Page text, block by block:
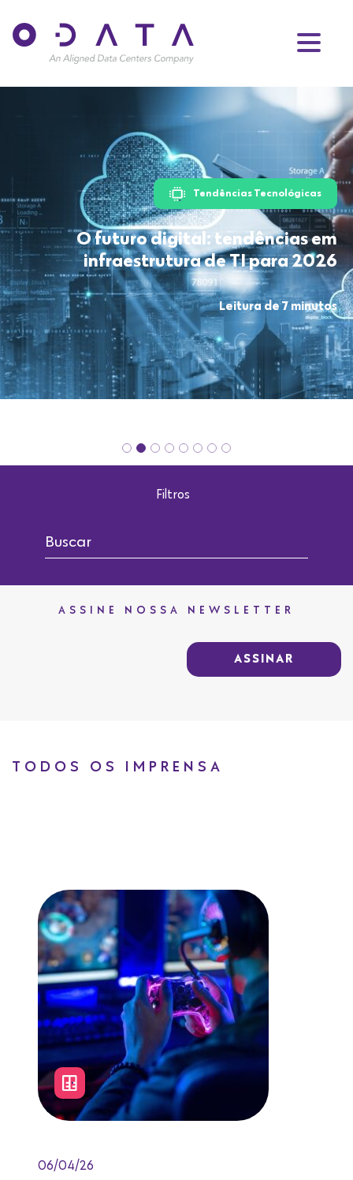
Tendências Tecnológicas
O futuro digital: tendências em
infraestrutura de TI para 2026
Leitura de 7 minutos
Filtros
ASSINE NOSSA NEWSLETTER
ASSINAR
TODOS OS IMPRENSA
06/04/26